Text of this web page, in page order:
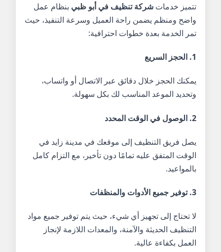
تتميز خدمات شركة تنظيف في أبو ظبي بنظام عمل
واضح ومنظم يضمن راحة العميل وسرعة التنفيذ، حيث
تمر الخدمة بعدة خطوات احترافية:
1. الحجز السريع
يمكنك الحجز خلال دقائق عبر الاتصال أو واتساب،
وتحديد الموعد المناسب لك بكل سهولة.
2. الوصول في الوقت المحدد
يصل فريق التنظيف إلى موقعك في مدينة زايد في
الوقت المتفق عليه تمامًا دون تأخير، مع التزام كامل
بالمواعيد.
3. توفير جميع الأدوات والمنظفات
لا تحتاج إلى تجهيز أي شيء، حيث يتم توفير جميع مواد
التنظيف الحديثة والآمنة، والمعدات اللازمة لإنجاز
العمل بكفاءة عالية.